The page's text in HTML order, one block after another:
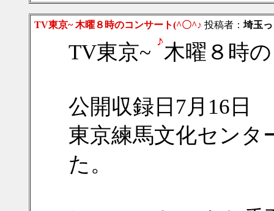
TV東京~ 木曜８時のコンサート(^〇^♪ 投稿者： 埼玉
TV東京~ 木曜８時
公開収録日7月16日
東京練馬文化センタ
た。